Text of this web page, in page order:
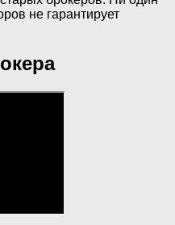
не гарантирует